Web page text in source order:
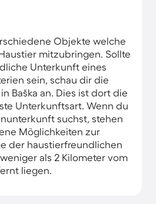
Objekte welche
mitzubringen. Sollte
Unterkunft eines
sein, schau dir die
Baška an. Dies ist dort die
Unterkunftsart. Wenn du
suchst, stehen
Möglichkeiten zur
der haustierfreundlichen
als 2 Kilometer vom
liegen.